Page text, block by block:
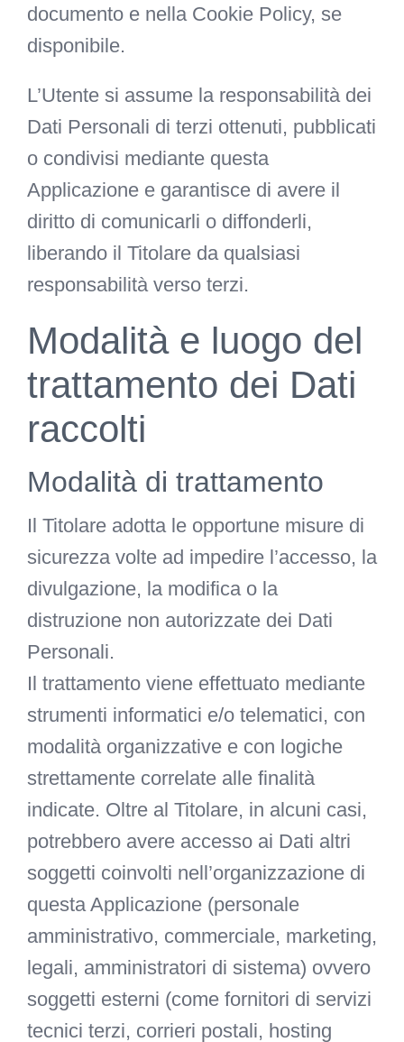
documento e nella Cookie Policy, se
disponibile.
L’Utente si assume la responsabilità dei
Dati Personali di terzi ottenuti, pubblicati
o condivisi mediante questa
Applicazione e garantisce di avere il
diritto di comunicarli o diffonderli,
liberando il Titolare da qualsiasi
responsabilità verso terzi.
Modalità e luogo del
trattamento dei Dati
raccolti
Modalità di trattamento
Il Titolare adotta le opportune misure di
sicurezza volte ad impedire l’accesso, la
divulgazione, la modifica o la
distruzione non autorizzate dei Dati
Personali.
Il trattamento viene effettuato mediante
strumenti informatici e/o telematici, con
modalità organizzative e con logiche
strettamente correlate alle finalità
indicate. Oltre al Titolare, in alcuni casi,
potrebbero avere accesso ai Dati altri
soggetti coinvolti nell’organizzazione di
questa Applicazione (personale
amministrativo, commerciale, marketing,
legali, amministratori di sistema) ovvero
soggetti esterni (come fornitori di servizi
tecnici terzi, corrieri postali, hosting